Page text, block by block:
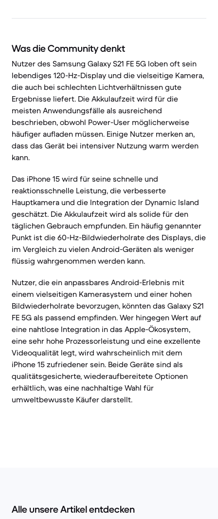
Was die Community denkt
Nutzer des Samsung Galaxy S21 FE 5G loben oft sein
lebendiges 120-Hz-Display und die vielseitige Kamera,
die auch bei schlechten Lichtverhältnissen gute
Ergebnisse liefert. Die Akkulaufzeit wird für die
meisten Anwendungsfälle als ausreichend
beschrieben, obwohl Power-User möglicherweise
häufiger aufladen müssen. Einige Nutzer merken an,
dass das Gerät bei intensiver Nutzung warm werden
kann.
Das iPhone 15 wird für seine schnelle und
reaktionsschnelle Leistung, die verbesserte
Hauptkamera und die Integration der Dynamic Island
geschätzt. Die Akkulaufzeit wird als solide für den
täglichen Gebrauch empfunden. Ein häufig genannter
Punkt ist die 60-Hz-Bildwiederholrate des Displays, die
im Vergleich zu vielen Android-Geräten als weniger
flüssig wahrgenommen werden kann.
Nutzer, die ein anpassbares Android-Erlebnis mit
einem vielseitigen Kamerasystem und einer hohen
Bildwiederholrate bevorzugen, könnten das Galaxy S21
FE 5G als passend empfinden. Wer hingegen Wert auf
eine nahtlose Integration in das Apple-Ökosystem,
eine sehr hohe Prozessorleistung und eine exzellente
Videoqualität legt, wird wahrscheinlich mit dem
iPhone 15 zufriedener sein. Beide Geräte sind als
qualitätsgesicherte, wiederaufbereitete Optionen
erhältlich, was eine nachhaltige Wahl für
umweltbewusste Käufer darstellt.
Alle unsere Artikel entdecken